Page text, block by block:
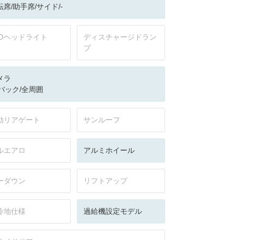
席/助手席/サイド/-
ヘッドライト
ディスチャージドラン
プ
ラ
ック/全周囲
リアゲート サンルーフ
エアロ アルミホイール
ダウン リフトアップ
地仕様 過給機設定モデル